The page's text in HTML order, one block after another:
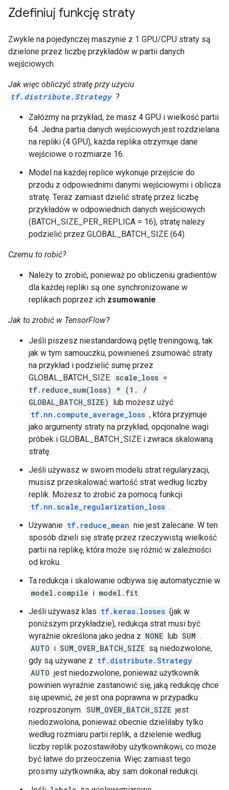
      }
      shape {
    }
  }
experimental_type {
  type_id: TFT_PRODUCT
  args {
    type_id: TFT_DATASET
      type_id: TFT_PRODUCT
      args {
        type_id: TFT_TENSOR
        args {
          type_id: TFT_FLOAT
        }
      }
      args {
        type_id: TFT_TENSOR
        args {
          type_id: TFT_UINT8
        }
    }
  args {
    type_id: TFT_DATASET
    args {
      type_id: TFT_PRODUCT
      args {
        type_id: TFT_TENSOR
        args {
          type_id: TFT_FLOAT
        }
      }
      args {
        type_id: TFT_TENSOR
        args {
          type_id: TFT_UINT8
        }
      }
    }
2022-01-26 05:45:54.034762: W tensorflow/core/
op: "TensorSliceDataset"
input: "Placeholder/_0"
input: "Placeholder/_1"
attr {
  key: "Toutput_types"
  value {
    list {
      type: DT_FLOAT
    }
attr {
  key: "_cardinality"
  value {
    i: 10000
attr {
  key: "is_files"
  value {
    b: false
attr {
  key: "metadata"
  value {
    s: "\n\024TensorSliceDataset:3"
Zdefiniuj funkcję straty
Zwykle na pojedynczej maszynie z 1 GPU/CPU straty są
dzielone przez liczbę przykładów w partii danych
wejściowych.
Jak więc obliczyć stratę przy użyciu
tf.distribute.Strategy ?
Załóżmy na przykład, że masz 4 GPU i wielkość partii
64. Jedna partia danych wejściowych jest rozdzielana
na repliki (4 GPU), każda replika otrzymuje dane
wejściowe o rozmiarze 16.
Model na każdej replice wykonuje przejście do
przodu z odpowiednimi danymi wejściowymi i oblicza
stratę. Teraz zamiast dzielić stratę przez liczbę
przykładów w odpowiednich danych wejściowych
(BATCH_SIZE_PER_REPLICA = 16), stratę należy
podzielić przez GLOBAL_BATCH_SIZE (64).
Czemu to robić?
Należy to zrobić, ponieważ po obliczeniu gradientów
dla każdej repliki są one synchronizowane w
replikach poprzez ich zsumowanie .
Jak to zrobić w TensorFlow?
Jeśli piszesz niestandardową pętlę treningową, tak
jak w tym samouczku, powinieneś zsumować straty
na przykład i podzielić sumę przez
GLOBAL_BATCH_SIZE: scale_loss =
tf.reduce_sum(loss) * (1. /
GLOBAL_BATCH_SIZE) lub możesz użyć
tf.nn.compute_average_loss , która przyjmuje
jako argumenty straty na przykład, opcjonalne wagi
próbek i GLOBAL_BATCH_SIZE i zwraca skalowaną
stratę.
Jeśli używasz w swoim modelu strat regularyzacji,
musisz przeskalować wartość strat według liczby
replik. Możesz to zrobić za pomocą funkcji
tf.nn.scale_regularization_loss .
Używanie tf.reduce_mean nie jest zalecane. W ten
sposób dzieli się stratę przez rzeczywistą wielkość
partii na replikę, która może się różnić w zależności
od kroku.
Ta redukcja i skalowanie odbywa się automatycznie w
model.compile i model.fit
Jeśli używasz klas tf.keras.losses (jak w
poniższym przykładzie), redukcja strat musi być
wyraźnie określona jako jedna z NONE lub SUM .
AUTO i SUM_OVER_BATCH_SIZE są niedozwolone,
gdy są używane z tf.distribute.Strategy .
AUTO jest niedozwolone, ponieważ użytkownik
powinien wyraźnie zastanowić się, jaką redukcję chce
się upewnić, że jest ona poprawna w przypadku
rozproszonym. SUM_OVER_BATCH_SIZE jest
niedozwolona, ​​ponieważ obecnie dzieliłaby tylko
według rozmiaru partii replik, a dzielenie według
liczby replik pozostawiłoby użytkownikowi, co może
być łatwe do przeoczenia. Więc zamiast tego
prosimy użytkownika, aby sam dokonał redukcji.